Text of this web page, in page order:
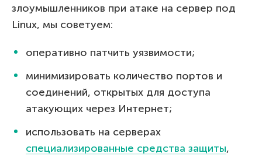
злоумышленников при атаке на сервер под
Linux, мы советуем:
оперативно патчить уязвимости;
минимизировать количество портов и
соединений, открытых для доступа
атакующих через Интернет;
использовать на серверах
специализированные средства защиты,